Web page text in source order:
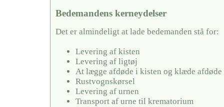
Bedemandens kerneydelser
Det er almindeligt at lade bedemanden stå for:
Levering af kisten
Levering af ligtøj
At lægge afdøde i kisten og klæde afdøde
Rustvognskørsel
Levering af urnen
Transport af urne til krematorium